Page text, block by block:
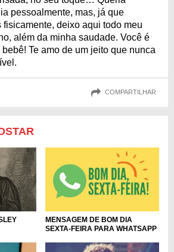
pessoalmente, mas, já que
fisicamente, deixo aqui todo meu
além da minha saudade. Você é
Te amo de um jeito que nunca
COMPARTILHAR
MENSAGEM DE BOM DIA
SEXTA-FEIRA PARA WHATSAPP